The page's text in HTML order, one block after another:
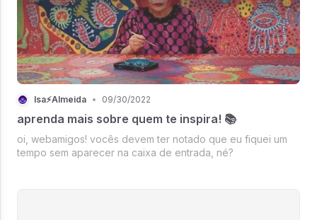
Isa⚡Almeida • 09/30/2022
aprenda mais sobre quem te inspira! 📚
oi, webamigos! vocês devem ter notado que eu fiquei um
tempo sem aparecer na caixa de entrada, né?